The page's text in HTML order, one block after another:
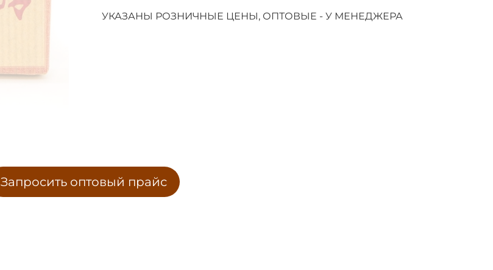
УКАЗАНЫ РОЗНИЧНЫЕ ЦЕНЫ, ОПТОВЫЕ - У МЕНЕДЖЕРА
Запросить оптовый прайс